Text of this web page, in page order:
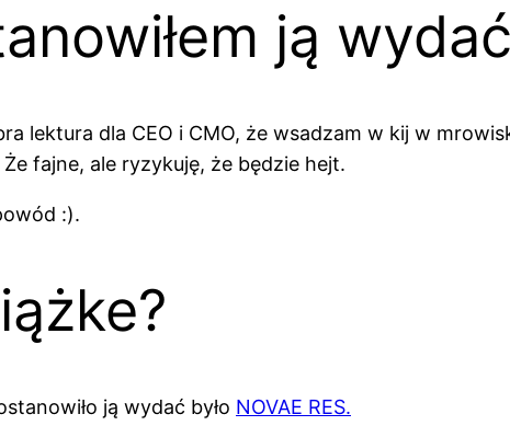
ją
lektura dla CEO i CMO, że wsadzam w kij w
fajne, ale ryzykuję, że będzie hejt.
:).
ją wydać było NOVAE RES.